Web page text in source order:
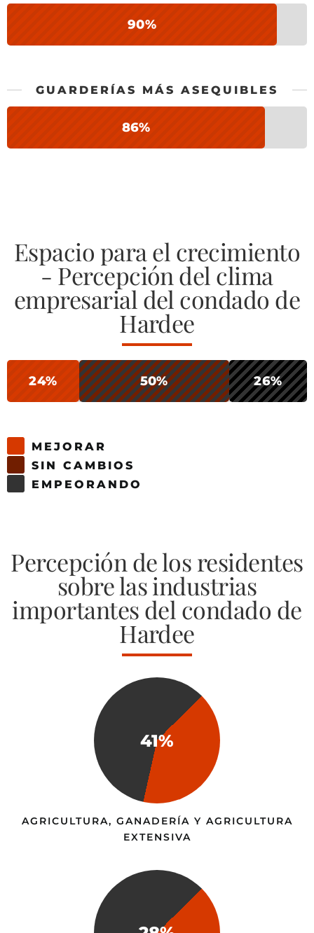
90%
GUARDERÍAS MÁS ASEQUIBLES
86%
Espacio para el crecimiento
- Percepción del clima
empresarial del condado de
Hardee
24% 50% 26%
MEJORAR
SIN CAMBIOS
EMPEORANDO
Percepción de los residentes
sobre las industrias
importantes del condado de
Hardee
41%
AGRICULTURA, GANADERÍA Y AGRICULTURA
EXTENSIVA